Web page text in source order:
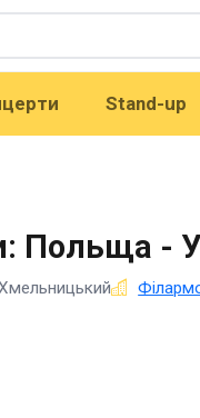
Stand-up
Польща -